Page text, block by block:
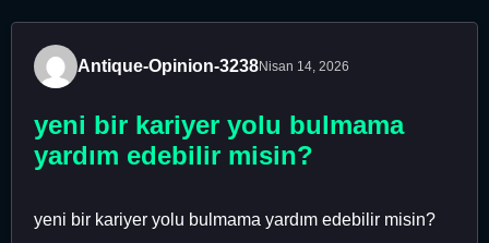
Antique-Opinion-3238Nisan 14, 2026
yeni bir kariyer yolu bulmama
yardım edebilir misin?
yeni bir kariyer yolu bulmama yardım edebilir misin?